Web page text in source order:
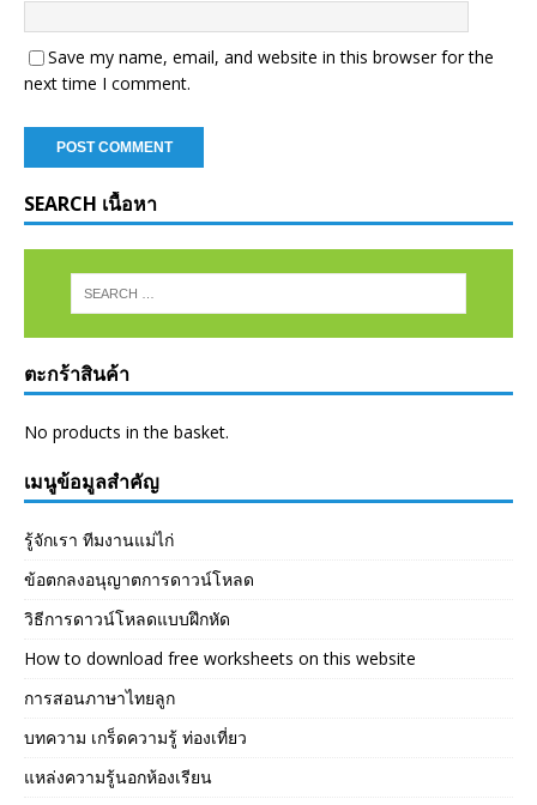
Save my name, email, and website in this browser for the
next time I comment.
SEARCH เนื้อหา
ตะกร้าสินค้า
No products in the basket.
เมนูข้อมูลสำคัญ
รู้จักเรา ทีมงานแม่ไก่
ข้อตกลงอนุญาตการดาวน์โหลด
วิธีการดาวน์โหลดแบบฝึกหัด
How to download free worksheets on this website
การสอนภาษาไทยลูก
บทความ เกร็ดความรู้ ท่องเที่ยว
แหล่งความรู้นอกห้องเรียน